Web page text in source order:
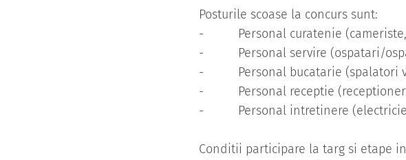
Posturile scoase la concurs sunt:
- Personal curatenie (cameriste,
- Personal servire (ospatari/
- Personal bucatarie (spalatori
- Personal receptie (receptioneri
- Personal intretinere
Conditii participare la targ si etape